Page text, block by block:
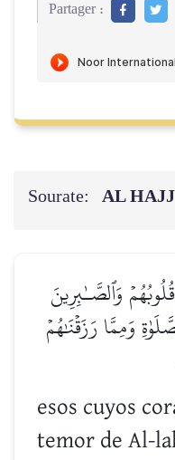
Partager :
Sourate: AL HAJJ
وَٱلصَّـٰبِرِينَ
وَمِمَّا رَزَقۡنَٰهُمۡ
esos cuyos
temor de Al-